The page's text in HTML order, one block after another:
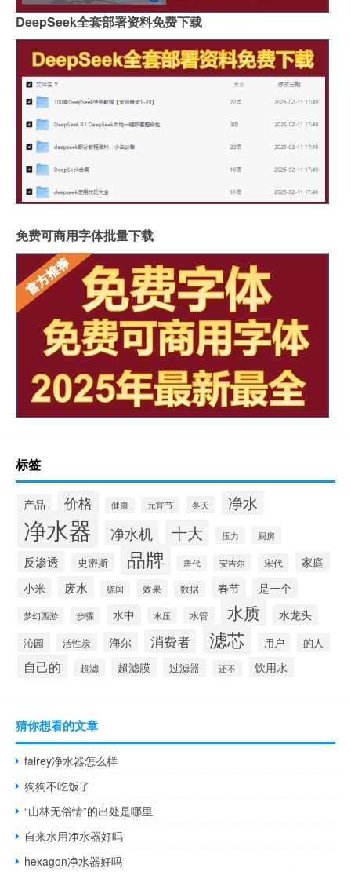
DeepSeek全套部署资料免费下载
免费可商用字体批量下载
标签
产品 价格 健康 元宵节 冬天 净水
净水器 净水机 十大 压力 厨房
反渗透 史密斯 品牌 唐代 安吉尔 宋代
家庭
小米
废水 德国 效果 数据 春节 是一个
梦幻西游 步骤 水中 水压 水管 水质 水龙头
沁园 活性炭 海尔 消费者 滤芯 用户 的人
自己的 超滤 超滤膜 过滤器 还不 饮用水
猜你想看的文章
fairey净水器怎么样
狗狗不吃饭了
“山林无俗情”的出处是哪里
自来水用净水器好吗
hexagon净水器好吗